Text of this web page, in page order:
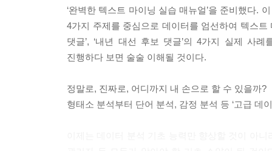
‘완벽한 텍스트 마이닝 실습 매뉴얼’을 준비했다.
4가지 주제를 중심으로 데이터를 엄선하여 텍스트
댓글’, ‘내년 대선 후보 댓글’의 4가지 실제 사
진행하다 보면 술술 이해될 것이다.
정말로, 진짜로, 어디까지 내 손으로 할 수 있을까?
형태소 분석부터 단어 분석, 감정 분석 등 ‘고급 데